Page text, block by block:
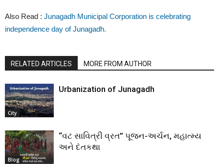
Also Read : Junagadh Municipal Corporation is celebrating
independence day of Junagadh.
RELATED ARTICLES MORE FROM AUTHOR
City
Urbanization of Junagadh
Blog
“વટ સાવિત્રી વ્રત” પૂજન-અર્ચન, મહાત્મ્ય
અને દંતકથા